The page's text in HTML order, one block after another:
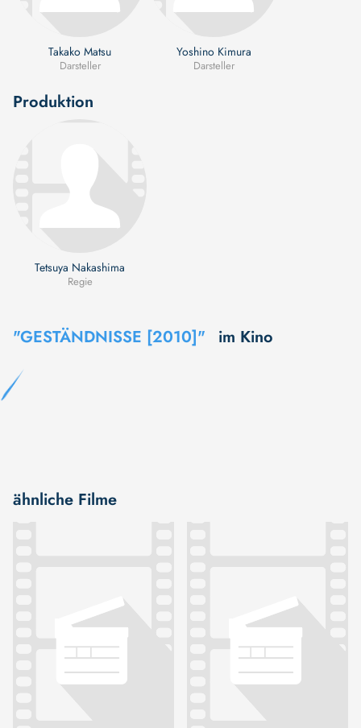
Takako Matsu
Darsteller
Yoshino Kimura
Darsteller
Produktion
Tetsuya Nakashima
Regie
"GESTÄNDNISSE [2010]" im Kino
ähnliche Filme